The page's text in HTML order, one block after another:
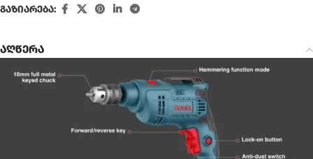
გაზიარება:
აღწერა